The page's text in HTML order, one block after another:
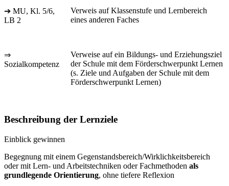
➔ MU, Kl. 5/6,
LB 2
Verweis auf Klassenstufe und Lernbereich
eines anderen Faches
⇒
Sozialkompetenz
Verweise auf ein Bildungs- und Erziehungsziel
der Schule mit dem Förderschwerpunkt Lernen
(s. Ziele und Aufgaben der Schule mit dem
Förderschwerpunkt Lernen)
Beschreibung der Lernziele
Einblick gewinnen
Begegnung mit einem Gegenstandsbereich/Wirklichkeitsbereich
oder mit Lern- und Arbeitstechniken oder Fachmethoden als
grundlegende Orientierung, ohne tiefere Reflexion